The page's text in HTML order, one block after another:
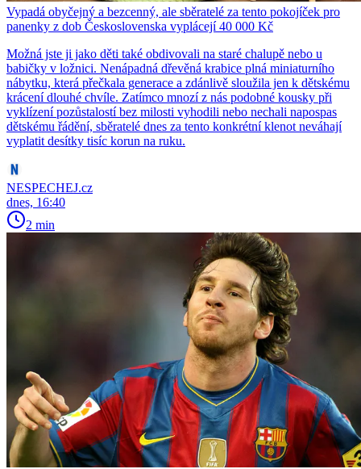
Vypadá obyčejný a bezcenný, ale sběratelé za tento pokojíček pro
panenky z dob Československa vyplácejí 40 000 Kč
Možná jste ji jako děti také obdivovali na staré chalupě nebo u
babičky v ložnici. Nenápadná dřevěná krabice plná miniaturního
nábytku, která přečkala generace a zdánlivě sloužila jen k dětskému
krácení dlouhé chvíle. Zatímco mnozí z nás podobné kousky při
vyklízení pozůstalostí bez milosti vyhodili nebo nechali napospas
dětskému řádění, sběratelé dnes za tento konkrétní klenot neváhají
vyplatit desítky tisíc korun na ruku.
NESPECHEJ.cz
dnes, 16:40
2 min